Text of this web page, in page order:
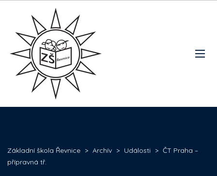
Základní škola Řevnice > Archív > Události > ČT Praha –
přípravná tř.